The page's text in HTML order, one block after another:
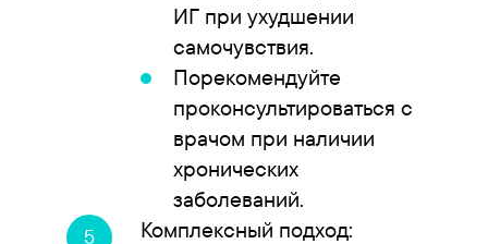
ИГ при ухудшении
самочувствия.
Порекомендуйте
проконсультироваться с
врачом при наличии
хронических
заболеваний.
Комплексный подход: